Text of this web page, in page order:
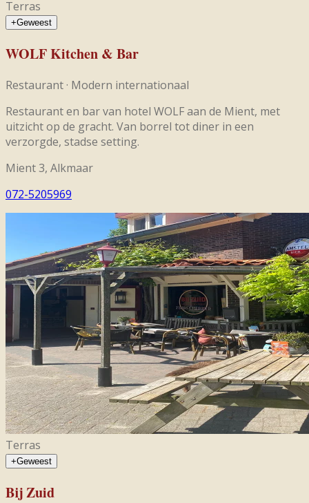
Terras
+Geweest
WOLF Kitchen & Bar
Restaurant · Modern internationaal
Restaurant en bar van hotel WOLF aan de Mient, met
uitzicht op de gracht. Van borrel tot diner in een
verzorgde, stadse setting.
Mient 3, Alkmaar
072-5205969
Terras
+Geweest
Bij Zuid